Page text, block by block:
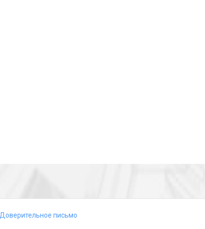
Доверительное письмо